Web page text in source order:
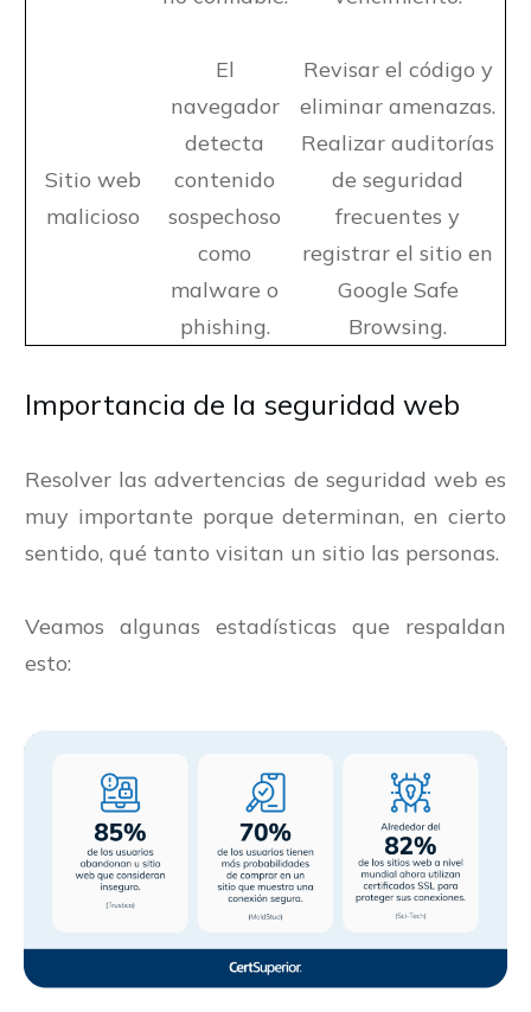
Sitio web
malicioso
El
navegador
detecta
contenido
sospechoso
como
malware o
phishing.
Revisar el código y
eliminar amenazas.
Realizar auditorías
de seguridad
frecuentes y
registrar el sitio en
Google Safe
Browsing.
Importancia de la seguridad web
Resolver las advertencias de seguridad web es
muy importante porque determinan, en cierto
sentido, qué tanto visitan un sitio las personas.
Veamos algunas estadísticas que respaldan
esto: